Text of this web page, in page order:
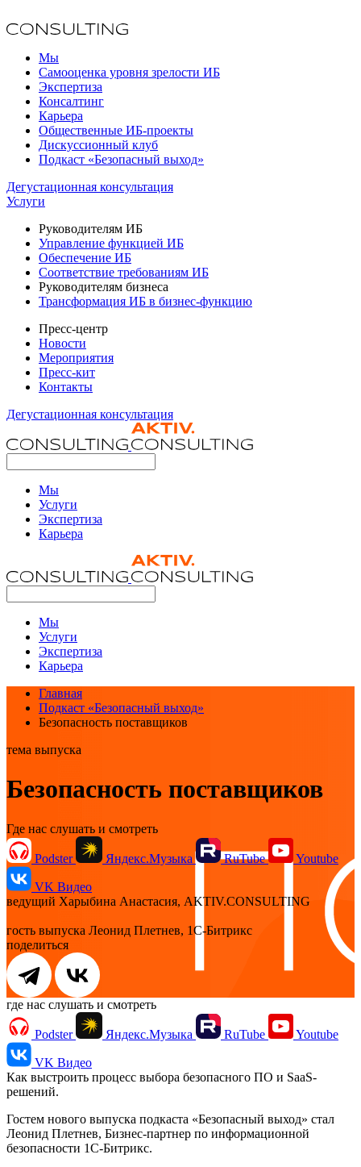
Мы
Самооценка уровня зрелости ИБ
Экспертиза
Консалтинг
Карьера
Общественные ИБ-проекты
Дискуссионный клуб
Подкаст «Безопасный выход»
Дегустационная консультация
Услуги
Руководителям ИБ
Управление функцией ИБ
Обеспечение ИБ
Соответствие требованиям ИБ
Руководителям бизнеса
Трансформация ИБ в бизнес-функцию
Пресс-центр
Новости
Мероприятия
Пресс-кит
Контакты
Дегустационная консультация
Мы
Услуги
Экспертиза
Карьера
Мы
Услуги
Экспертиза
Карьера
Главная
Подкаст «Безопасный выход»
Безопасность поставщиков
тема выпуска
Безопасность поставщиков
Где нас слушать и смотреть
Podster Яндекс.Музыка RuTube Youtube
VK Видео
ведущий Харыбина Анастасия, AKTIV.CONSULTING
гость выпуска Леонид Плетнев, 1С-Битрикс
поделиться
где нас слушать и смотреть
Podster Яндекс.Музыка RuTube Youtube
VK Видео
Как выстроить процесс выбора безопасного ПО и SaaS-
решений.
Гостем нового выпуска подкаста «Безопасный выход» стал
Леонид Плетнев, Бизнес-партнер по информационной
безопасности 1С-Битрикс.